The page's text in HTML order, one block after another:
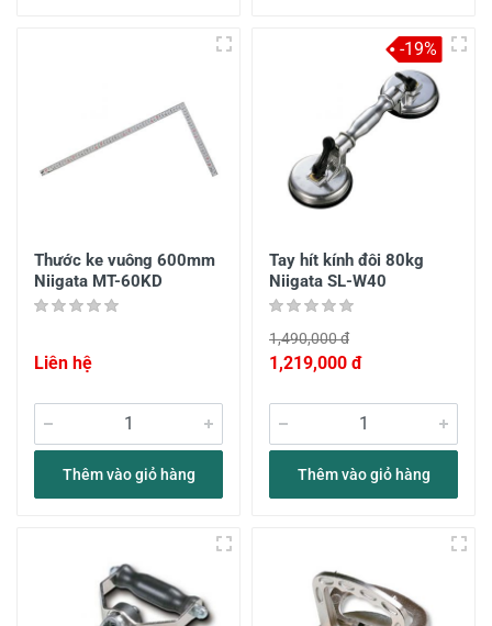
Thước ke vuông 600mm
Niigata MT-60KD
Liên hệ
Thêm vào giỏ hàng
Tay hít kính đôi 80kg
Niigata SL-W40
1,490,000 đ
1,219,000 đ
Thêm vào giỏ hàng
-19%